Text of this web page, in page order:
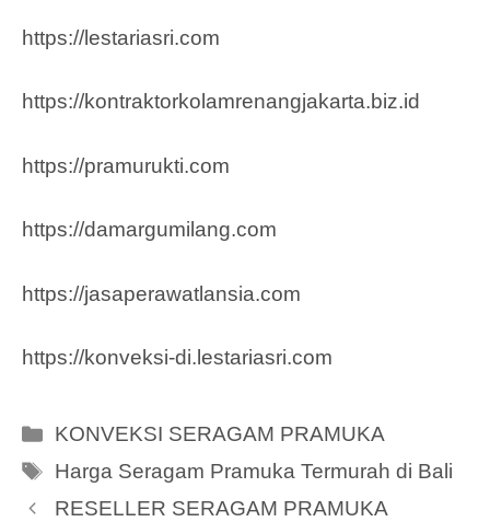
https://lestariasri.com
https://kontraktorkolamrenangjakarta.biz.id
https://pramurukti.com
https://damargumilang.com
https://jasaperawatlansia.com
https://konveksi-di.lestariasri.com
Categories
KONVEKSI SERAGAM PRAMUKA
Tags
Harga Seragam Pramuka Termurah di Bali
RESELLER SERAGAM PRAMUKA